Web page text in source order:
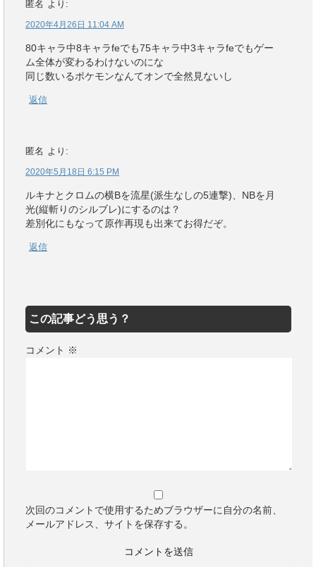
匿名 より:
2020年4月26日 11:04 AM
80キャラ中8キャラfeでも75キャラ中3キャラfeでもゲー
ム全体が変わるわけないのにな
同じ数いるポケモンなんてオンで全然見ないし
返信
匿名 より:
2020年5月18日 6:15 PM
ルキナとクロムの横Bを流星(派生なしの5連撃)、NBを月
光(縦斬りのシルブレ)にするのは？
差別化にもなって原作再現も出来てお得だぞ。
返信
この記事どう思う？
コメント ※
次回のコメントで使用するためブラウザーに自分の名前、
メールアドレス、サイトを保存する。